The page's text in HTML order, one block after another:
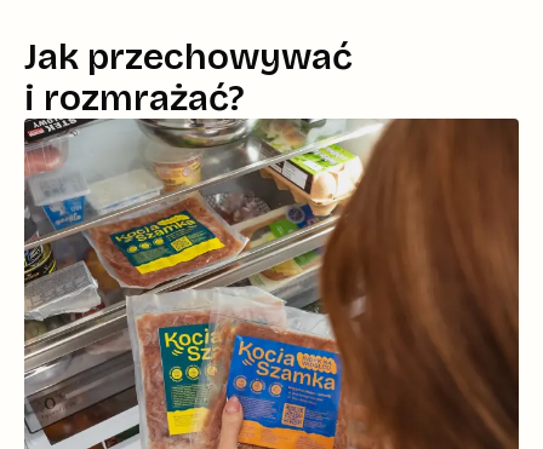
Jak przechowywać
i rozmrażać?